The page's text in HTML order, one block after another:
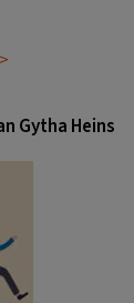
Gytha Heins